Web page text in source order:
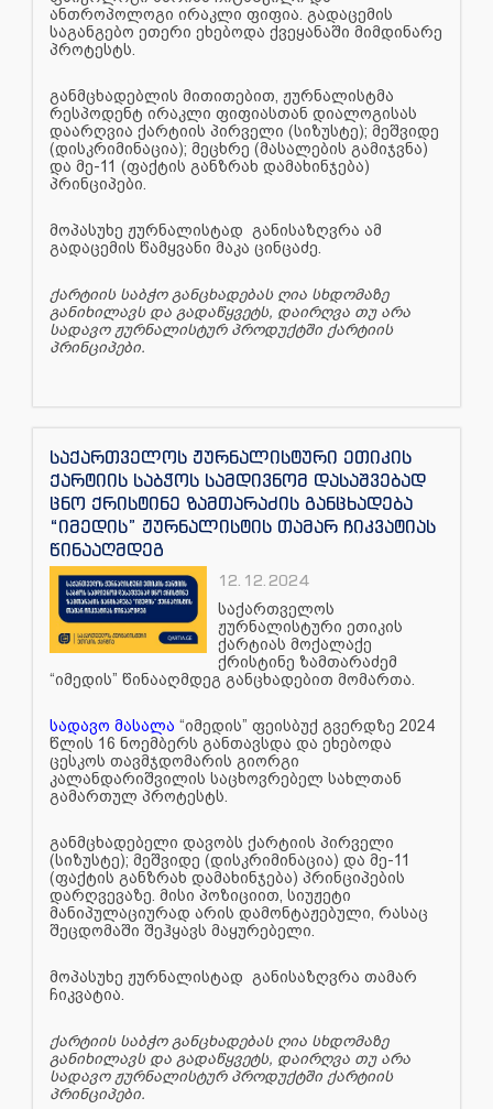
ანთროპოლოგი ირაკლი ფიფია. გადაცემის
საგანგებო ეთერი ეხებოდა ქვეყანაში მიმდინარე
პროტესტს.
განმცხადებლის მითითებით, ჟურნალისტმა
რესპოდენტ ირაკლი ფიფიასთან დიალოგისას
დაარღვია ქარტიის პირველი (სიზუსტე); მეშვიდე
(დისკრიმინაცია); მეცხრე (მასალების გამიჯვნა)
და მე-11 (ფაქტის განზრახ დამახინჯება)
პრინციპები.
მოპასუხე ჟურნალისტად განისაზღვრა ამ
გადაცემის წამყვანი მაკა ცინცაძე.
ქარტიის საბჭო განცხადებას ღია სხდომაზე
განიხილავს და გადაწყვეტს, დაირღვა თუ არა
სადავო ჟურნალისტურ პროდუქტში ქარტიის
პრინციპები.
საქართველოს ჟურნალისტური ეთიკის
ქარტიის საბჭოს სამდივნომ დასაშვებად
ცნო ქრისტინე ზამთარაძის განცხადება
“იმედის” ჟურნალისტის თამარ ჩიკვატიას
წინააღმდეგ
12.12.2024
საქართველოს
ჟურნალისტური ეთიკის
ქარტიას მოქალაქე
ქრისტინე ზამთარაძემ
“იმედის” წინააღმდეგ განცხადებით მომართა.
სადავო მასალა “იმედის” ფეისბუქ გვერდზე 2024
წლის 16 ნოემბერს განთავსდა და ეხებოდა
ცესკოს თავმჯდომარის გიორგი
კალანდარიშვილის საცხოვრებელ სახლთან
გამართულ პროტესტს.
განმცხადებელი დავობს ქარტიის პირველი
(სიზუსტე); მეშვიდე (დისკრიმინაცია) და მე-11
(ფაქტის განზრახ დამახინჯება) პრინციპების
დარღვევაზე. მისი პოზიციით, სიუჟეტი
მანიპულაციურად არის დამონტაჟებული, რასაც
შეცდომაში შეჰყავს მაყურებელი.
მოპასუხე ჟურნალისტად განისაზღვრა თამარ
ჩიკვატია.
ქარტიის საბჭო განცხადებას ღია სხდომაზე
განიხილავს და გადაწყვეტს, დაირღვა თუ არა
სადავო ჟურნალისტურ პროდუქტში ქარტიის
პრინციპები.